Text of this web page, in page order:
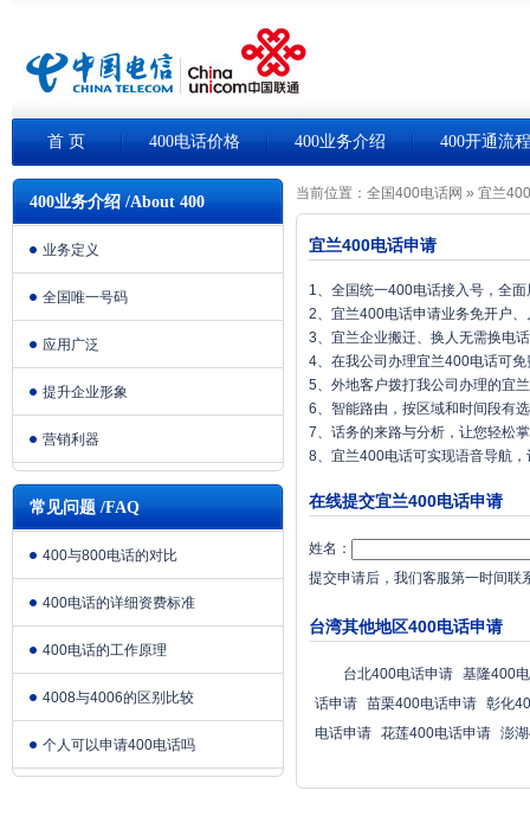
首 页 400电话价格 400业务介绍 400开通流程
400业务介绍 /About 400
业务定义
全国唯一号码
应用广泛
提升企业形象
营销利器
常见问题 /FAQ
400与800电话的对比
400电话的详细资费标准
400电话的工作原理
4008与4006的区别比较
个人可以申请400电话吗
当前位置： 全国400电话网 » 宜兰
宜兰400电话申请
1、全国统一400电话接入号，全
2、宜兰400电话申请业务免开户
3、宜兰企业搬迁、换人无需换电
4、在我公司办理宜兰400电话可
5、外地客户拨打我公司办理的宜
6、智能路由，按区域和时间段有
7、话务的来路与分析，让您轻松
8、宜兰400电话可实现语音导航
在线提交宜兰400电话申请
姓名：
提交申请后，我们客服第一时间联
台湾其他地区400电话申请
台北400电话申请 基隆400
话申请 苗栗400电话申请 彰化
电话申请 花莲400电话申请 澎